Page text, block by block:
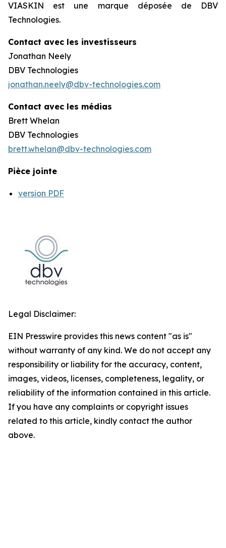
VIASKIN est une marque déposée de DBV
Technologies.
Contact avec les investisseurs
Jonathan Neely
DBV Technologies
jonathan.neely@dbv-technologies.com
Contact avec les médias
Brett Whelan
DBV Technologies
brett.whelan@dbv-technologies.com
Pièce jointe
version PDF
Legal Disclaimer:
EIN Presswire provides this news content "as is"
without warranty of any kind. We do not accept any
responsibility or liability for the accuracy, content,
images, videos, licenses, completeness, legality, or
reliability of the information contained in this article.
If you have any complaints or copyright issues
related to this article, kindly contact the author
above.